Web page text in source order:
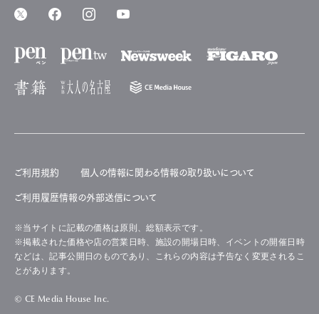
ご利用規約 個人の情報に関わる情報の取り扱いについて
ご利用履歴情報の外部送信について
※当サイトに記載の価格は原則、総額表示です。
※掲載された価格や店の営業日時、施設の開場日時、イベントの開催日時
などは、記事公開日のものであり、これらの内容は予告なく変更されるこ
とがあります。
© CE Media House Inc.